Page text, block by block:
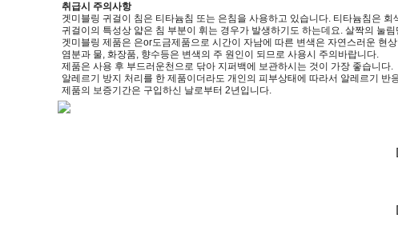
취급시 주의사항
겟미블링 귀걸이 침은 티타늄침 또는 은침을 사용하고 있습니다. 티타늄침은
귀걸이의 특성상 얇은 침 부분이 휘는 경우가 발생하기도 하는데요. 살짝의 눌
겟미블링 제품은 은or도금제품으로 시간이 자남에 따른 변색은 자연스러운 현
염분과 물, 화장품, 향수등은 변색의 주 원인이 되므로 사용시 주의바랍니다.
제품은 사용 후 부드러운천으로 닦아 지퍼백에 보관하시는 것이 가장 좋습니다.
알레르기 방지 처리를 한 제품이더라도 개인의 피부상태에 따라서 알레르기 반
제품의 보증기간은 구입하신 날로부터 2년입니다.